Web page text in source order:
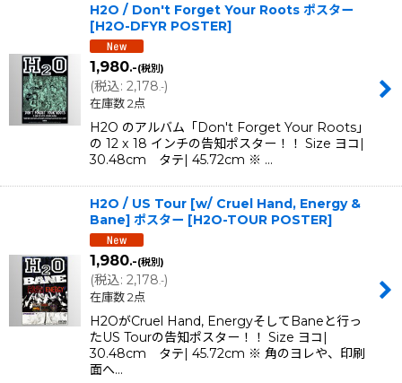
H2O / Don't Forget Your Roots ポスター
[H2O-DFYR POSTER]
1,980.-(税別)
(税込: 2,178.-)
在庫数 2点
H2O のアルバム「Don't Forget Your Roots」
の 12 x 18 インチの告知ポスター！！ Size ヨコ|
30.48cm タテ| 45.72cm ※ …
H2O / US Tour [w/ Cruel Hand, Energy &
Bane] ポスター [H2O-TOUR POSTER]
1,980.-(税別)
(税込: 2,178 .-)
在庫数 2点
H2OがCruel Hand, EnergyそしてBaneと行っ
たUS Tourの告知ポスター！！ Size ヨコ|
30.48cm タテ| 45.72cm ※ 角のヨレや、印刷
面へ…